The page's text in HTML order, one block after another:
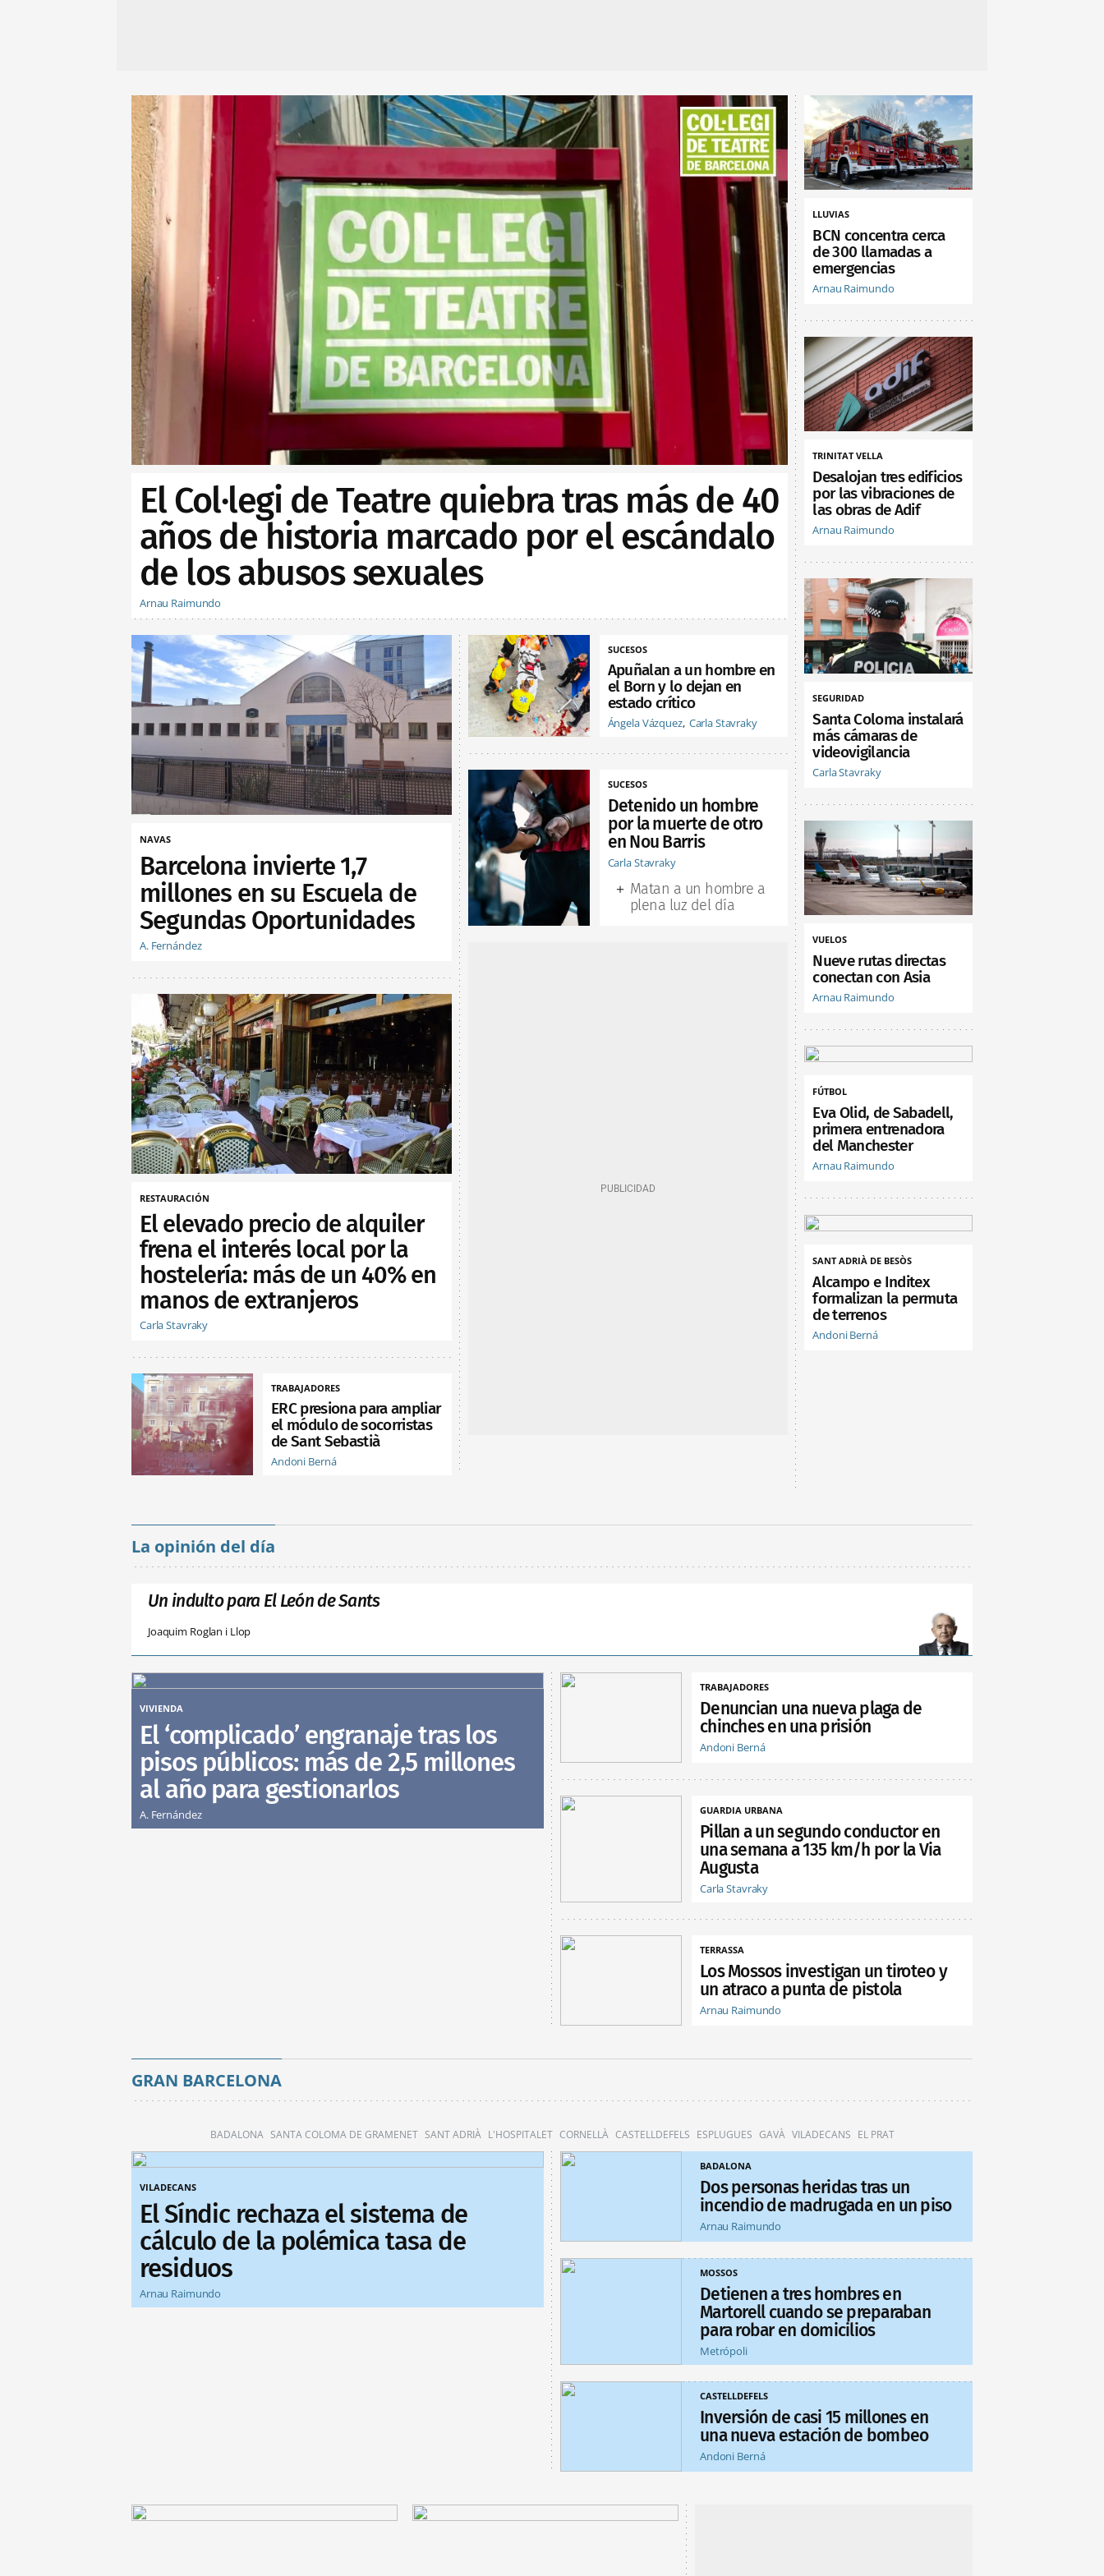
El Col·legi de Teatre quiebra tras más de 40
años de historia marcado por el escándalo
de los abusos sexuales
Arnau Raimundo
NAVAS
Barcelona invierte 1,7
millones en su Escuela de
Segundas Oportunidades
A. Fernández
RESTAURACIÓN
El elevado precio de alquiler
frena el interés local por la
hostelería: más de un 40% en
manos de extranjeros
Carla Stavraky
TRABAJADORES
ERC presiona para ampliar
el módulo de socorristas
de Sant Sebastià
Andoni Berná
SUCESOS
Apuñalan a un hombre en
el Born y lo dejan en
estado crítico
Ángela Vázquez Carla Stavraky
SUCESOS
Detenido un hombre
por la muerte de otro
en Nou Barris
Carla Stavraky
Matan a un hombre a
plena luz del día
LLUVIAS
BCN concentra cerca
de 300 llamadas a
emergencias
Arnau Raimundo
TRINITAT VELLA
Desalojan tres edificios
por las vibraciones de
las obras de Adif
Arnau Raimundo
SEGURIDAD
Santa Coloma instalará
más cámaras de
videovigilancia
Carla Stavraky
VUELOS
Nueve rutas directas
conectan con Asia
Arnau Raimundo
FÚTBOL
Eva Olid, de Sabadell,
primera entrenadora
del Manchester
Arnau Raimundo
SANT ADRIÀ DE BESÒS
Alcampo e Inditex
formalizan la permuta
de terrenos
Andoni Berná
La opinión del día
Un indulto para El León de Sants
Joaquim Roglan i Llop
VIVIENDA
El ‘complicado’ engranaje tras los
pisos públicos: más de 2,5 millones
al año para gestionarlos
A. Fernández
TRABAJADORES
Denuncian una nueva plaga de
chinches en una prisión
Andoni Berná
GUARDIA URBANA
Pillan a un segundo conductor en
una semana a 135 km/h por la Via
Augusta
Carla Stavraky
TERRASSA
Los Mossos investigan un tiroteo y
un atraco a punta de pistola
Arnau Raimundo
GRAN BARCELONA
BADALONA SANTA COLOMA DE GRAMENET SANT ADRIÀ L'HOSPITALET CORNELLÀ CASTELLDEFELS ESPLUGUES GAVÀ VILADECANS EL PRAT
VILADECANS
El Síndic rechaza el sistema de
cálculo de la polémica tasa de
residuos
Arnau Raimundo
BADALONA
Dos personas heridas tras un
incendio de madrugada en un piso
Arnau Raimundo
MOSSOS
Detienen a tres hombres en
Martorell cuando se preparaban
para robar en domicilios
Metrópoli
CASTELLDEFELS
Inversión de casi 15 millones en
una nueva estación de bombeo
Andoni Berná